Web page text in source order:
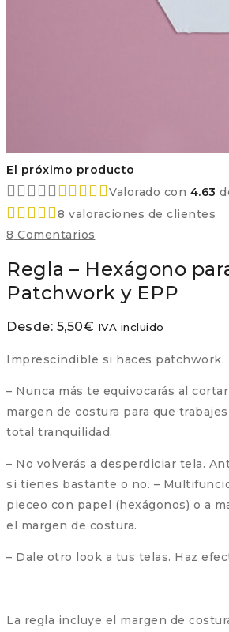
El próximo producto
Valorado con 4.63
8 valoraciones de clientes
8 Comentarios
Regla – Hexágono
Patchwork y EPP
Desde: 5,50€ IVA incluido
Imprescindible si haces patchwork.
– Nunca más te equivocarás al
margen de costura para que
total tranquilidad.
– No volverás a desperdiciar tela.
si tienes bastante o no. –
pieceo con papel (hexágonos) o a
el margen de costura.
– Dale otro look a tus telas. Haz
La regla incluye el margen de